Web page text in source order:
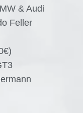
& Audi
Feller